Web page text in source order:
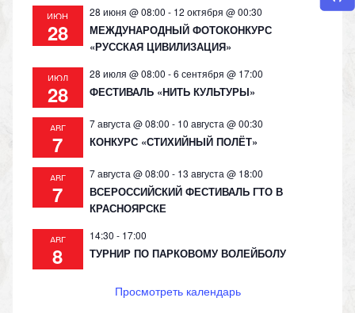
ИЮН
28
28 июня @ 08:00 - 12 октября @ 00:30
МЕЖДУНАРОДНЫЙ ФОТОКОНКУРС
«РУССКАЯ ЦИВИЛИЗАЦИЯ»
ИЮЛ
28
28 июля @ 08:00 -6 сентября @ 17:00
ФЕСТИВАЛЬ «НИТЬ КУЛЬТУРЫ»
АВГ
7
7 августа @ 08:00 - 10 августа @ 00:30
КОНКУРС «СТИХИЙНЫЙ ПОЛЁТ»
АВГ
7
7 августа @ 08:00 - 13 августа @ 18:00
ВСЕРОССИЙСКИЙ ФЕСТИВАЛЬ ГТО В
КРАСНОЯРСКЕ
АВГ
8
14:30 - 17:00
ТУРНИР ПО ПАРКОВОМУ ВОЛЕЙБОЛУ
Просмотреть календарь